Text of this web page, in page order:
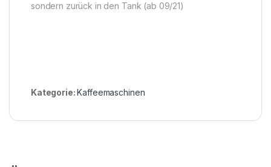
sondern zurück in den Tank (ab 09/21)
Kategorie:Kaffeemaschinen